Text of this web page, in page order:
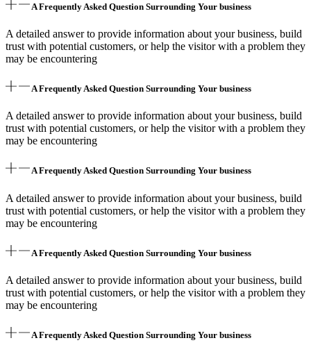
A Frequently Asked Question Surrounding Your business
A detailed answer to provide information about your business, build
trust with potential customers, or help the visitor with a problem they
may be encountering
A Frequently Asked Question Surrounding Your business
A detailed answer to provide information about your business, build
trust with potential customers, or help the visitor with a problem they
may be encountering
A Frequently Asked Question Surrounding Your business
A detailed answer to provide information about your business, build
trust with potential customers, or help the visitor with a problem they
may be encountering
A Frequently Asked Question Surrounding Your business
A detailed answer to provide information about your business, build
trust with potential customers, or help the visitor with a problem they
may be encountering
A Frequently Asked Question Surrounding Your business